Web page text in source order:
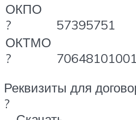
ОКПО
?
57395751
ОКТМО
?
70648101001
Реквизиты для
?